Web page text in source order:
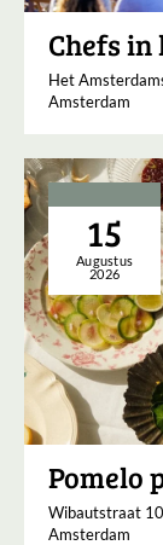
Chefs in
Het
Amsterdam
15
Augustus
2026
Pomelo
Wibautstraat
Amsterdam